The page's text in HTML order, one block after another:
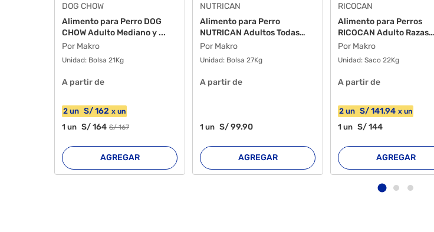
DOG CHOW
Alimento para Perro DOG
CHOW Adulto Mediano y ...
Por Makro
Unidad: Bolsa 21Kg
A partir de
2 un S/162 x un
1 un S/164 S/167
AGREGAR
NUTRICAN
Alimento para Perro
NUTRICAN Adultos Todas
las...
Por Makro
Unidad: Bolsa 27Kg
A partir de
1un S/99.90
AGREGAR
RICOCAN
Alimento para Perros
RICOCAN Adulto Razas
medi...
Por Makro
Unidad:Saco 22Kg
A partir de
2 un S/141.94 xun
1un S/144
AGREGAR